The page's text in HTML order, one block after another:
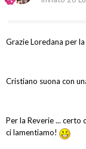
Grazie Loredana per
Cristiano suona con
Per la Reverie ... certo
ci lamentiamo!